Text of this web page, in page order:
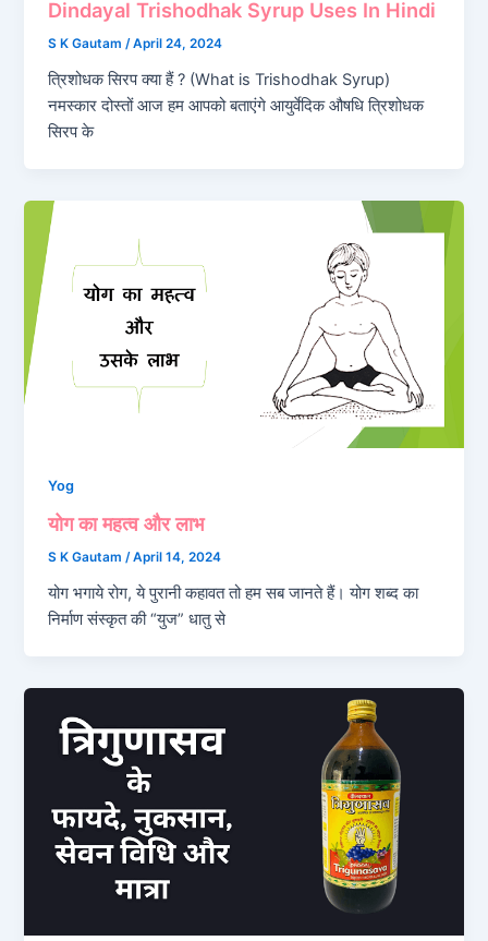
Dindayal Trishodhak Syrup Uses In Hindi
S K Gautam/April 24, 2024
त्रिशोधक सिरप क्या हैं ? (What is Trishodhak Syrup)
नमस्कार दोस्तों आज हम आपको बताएंगे आयुर्वेदिक औषधि त्रिशोधक
सिरप के
Yog
योग का महत्व और लाभ
S K Gautam/April 14, 2024
योग भगाये रोग, ये पुरानी कहावत तो हम सब जानते हैं। योग शब्द का
निर्माण संस्कृत की “युज” धातु से